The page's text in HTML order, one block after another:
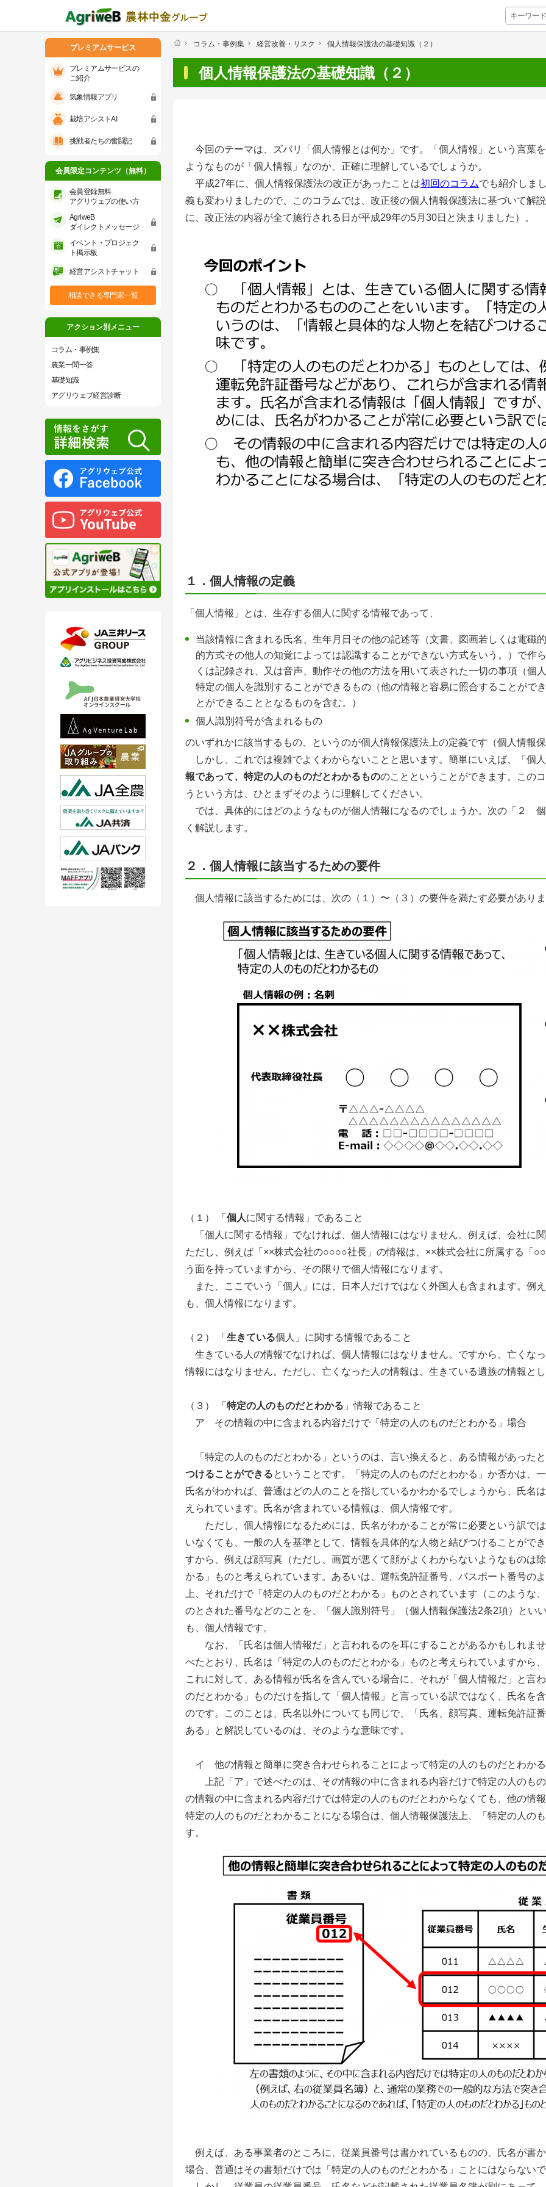
プレミアムサービス
プレミアムサービスのご紹介
会員登録無料 アグリウェブの使い方
AgriweBダイレクトメッセージ
イベント・プロジェクト掲示板
経営アシストチャット
農業一問一答
基礎知識
コラム・事例集 経営改善・リスク 個人情報保護法の基礎知識（２）
個人情報保護法の基礎知識（２）
今回のテーマは、ズバリ「個人情報とは何か」です。「個人情報」という言葉
ようなものが「個人情報」なのか、正確に理解しているでしょうか。
平成27年に、個人情報保護法の改正があったことは初回のコラムでも紹介しま
義も変わりましたので、このコラムでは、改正後の個人情報保護法に基づいて解
に、改正法の内容が全て施行される日が平成29年の5月30日と決まりました）。
１．個人情報の定義
「個人情報」とは、生存する個人に関する情報であって、
当該情報に含まれる氏名、生年月日その他の記述等（文書、図画若しくは電磁
的方式その他人の知覚によっては認識することができない方式をいう。）で作
くは記録され、又は音声、動作その他の方法を用いて表された一切の事項（個
特定の個人を識別することができるもの（他の情報と容易に照合することがで
とができることとなるものを含む。）
個人識別符号が含まれるもの
のいずれかに該当するもの、というのが個人情報保護法上の定義です（個人情報
しかし、これでは複雑でよくわからないことと思います。簡単にいえば、「個
報であって、特定の人のものだとわかるもののことということができます。この
うという方は、ひとまずそのように理解してください。
では、具体的にはどのようなものが個人情報になるのでしょうか。次の「２
く解説します。
２．個人情報に該当するための要件
個人情報に該当するためには、次の（１）〜（３）の要件を満たす必要があり
（１） 「 個人に関する情報」であること
「個人に関する情報」でなければ、個人情報にはなりません。例えば、会社に
ただし、例えば「××株式会社の○○○○社長」の情報は、××株式会社に所属する「
う面を持っていますから、その限りで個人情報になります。
また、ここでいう「個人」には、日本人だけではなく外国人も含まれます。例
も、個人情報になります。
（２） 「 生きている個人」に関する情報であること
生きている人の情報でなければ、個人情報にはなりません。ですから、亡くな
情報にはなりません。ただし、亡くなった人の情報は、生きている遺族の情報と
（３） 「 特定の人のものだとわかる 」情報であること
ア その情報の中に含まれる内容だけで「特定の人のものだとわかる」場合
「特定の人のものだとわかる」というのは、言い換えると、ある情報があった
つけることができるということです。「特定の人のものだとわかる」か否かは、
氏名がわかれば、普通はどの人のことを指しているかわかるでしょうから、氏名
えられています。氏名が含まれている情報は、個人情報です。
ただし、個人情報になるためには、氏名がわかることが常に必要という訳で
いなくても、一般の人を基準として、情報を具体的な人物と結びつけることがで
すから、例えば顔写真（ただし、画質が悪くて顔がよくわからないようなものは
かる」ものと考えられています。あるいは、運転免許証番号、パスポート番号の
上、それだけで「特定の人のものだとわかる」ものとされています（このような
のとされた番号などのことを、「個人識別符号」（個人情報保護法2条2項）とい
も、個人情報です。
なお、「氏名は個人情報だ」と言われるのを耳にすることがあるかもしれま
べたとおり、氏名は「特定の人のものだとわかる」ものと考えられていますから
これに対して、ある情報が氏名を含んでいる場合に、それが「個人情報だ」と言
のだとわかる」ものだけを指して「個人情報」と言っている訳ではなく、氏名を
のです。このことは、氏名以外についても同じで、「氏名、顔写真、運転免許証
ある」と解説しているのは、そのような意味です。
イ 他の情報と簡単に突き合わせられることによって特定の人のものだとわか
上記「ア」で述べたのは、その情報の中に含まれる内容だけで特定の人のも
の情報の中に含まれる内容だけでは特定の人のものだとわからなくても、他の情
特定の人のものだとわかることになる場合は、個人情報保護法上、「特定の人の
す。
例えば、ある事業者のところに、従業員番号は書かれているものの、氏名が書
場合、普通はその書類だけでは「特定の人のものだとわかる」ことにはならない
プレミアムサービス
プレミアムサービスの
ご紹介
気象情報アプリ
栽培アシストAI
挑戦者たちの奮闘記
会員限定コンテンツ（無料）
会員登録無料
アグリウェブの使い方
AgriweB
ダイレクトメッセージ
イベント・プロジェク
ト掲示板
経営アシストチャット
相談できる専門家一覧
アクション別メニュー
コラム・事例集
農業一問一答
基礎知識
アグリウェブ経営診断